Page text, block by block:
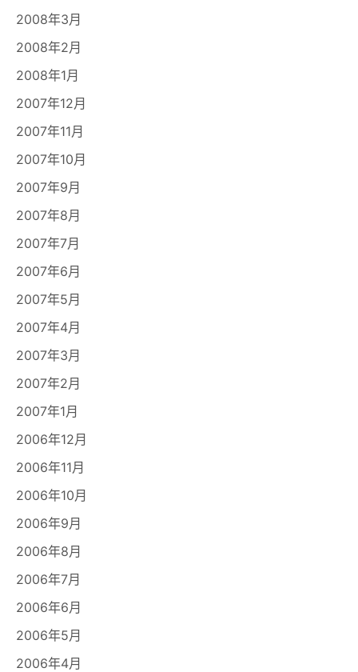
2008年3月
2008年2月
2008年1月
2007年12月
2007年11月
2007年10月
2007年9月
2007年8月
2007年7月
2007年6月
2007年5月
2007年4月
2007年3月
2007年2月
2007年1月
2006年12月
2006年11月
2006年10月
2006年9月
2006年8月
2006年7月
2006年6月
2006年5月
2006年4月